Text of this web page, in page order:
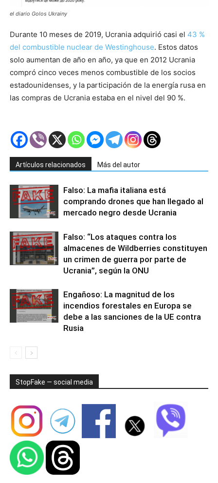
el diario Golos Ukrainy
Durante 10 meses de 2019, Ucrania adquirió casi el 43 %
del combustible nuclear de Westinghouse. Estos datos
solo aumentan de año en año, ya que en 2012 Ucrania
compró cinco veces menos combustible de los socios
estadounidenses, y la participación de la energía rusa en
las compras de Ucrania estaba en el nivel del 90 %.
Artículos relacionados Más del autor
Falso: La mafia italiana está
comprando drones que han llegado al
mercado negro desde Ucrania
Falso: “Los ataques contra los
almacenes de Wildberries constituyen
un crimen de guerra por parte de
Ucrania”, según la ONU
Engañoso: La magnitud de los
incendios forestales en Europa se
debe a las sanciones de la UE contra
Rusia
StopFake — social media